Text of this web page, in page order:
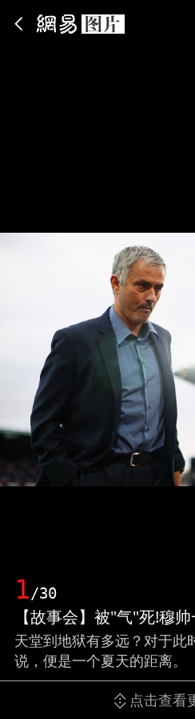
1/30
【故事会】被"气"死!穆
天堂到地狱有多远？对于此
说，便是一个夏天的距离。
点击查看